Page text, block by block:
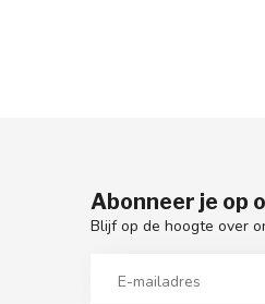
Abonneer je op
Blijf op de hoogte over